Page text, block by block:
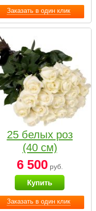
Заказать в один клик
Заказать в один клик
25 белых роз
(40 см)
6 500руб.
Купить